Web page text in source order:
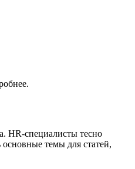
HR-специалисты тесно
темы для статей,